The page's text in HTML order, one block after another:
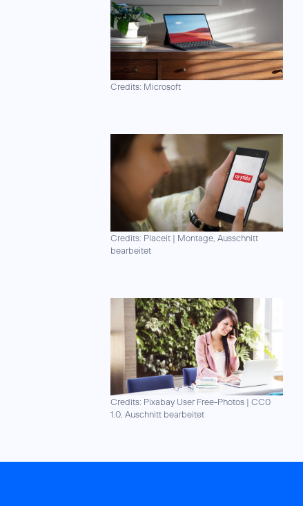
Credits: Microsoft
Credits: Placeit | Montage, Ausschnitt
bearbeitet
Credits: Pixabay User Free-Photos | CC0
1.0, Auschnitt bearbeitet